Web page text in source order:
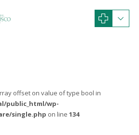
offset on value of type bool in
public_html/wp-
single.php on line 134